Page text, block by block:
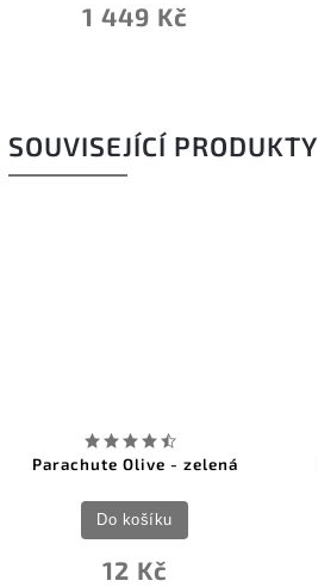
1 449 Kč
SOUVISEJÍCÍ PRODUKTY
Parachute Olive - zelená
12 Kč
Do košíku